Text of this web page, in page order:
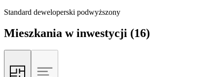
Standard deweloperski podwyższony
Mieszkania w inwestycji (16)